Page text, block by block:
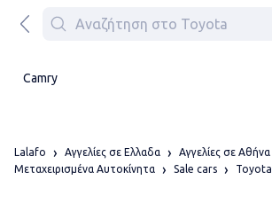
Camry
Lalafo Αγγελίες σε Ελλαδα Αγγελίες σε Αθήνα
Μεταχειρισμένα Αυτοκίνητα
Sale cars Toyota